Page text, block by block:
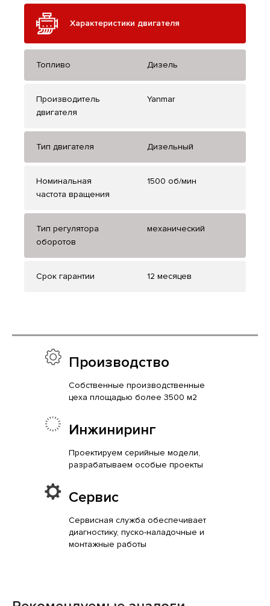
Характеристики двигателя
Топливо Дизель
Производитель
двигателя
Yanmar
Тип двигателя Дизельный
Номинальная
частота вращения
1500 об/мин
Тип регулятора
оборотов
механический
Срок гарантии 12 месяцев
Производство
Собственные производственные
цеха площадью более 3500 м2
Инжиниринг
Проектируем серийные модели,
разрабатываем особые проекты
Сервис
Сервисная служба обеспечивает
диагностику, пуско-наладочные и
монтажные работы